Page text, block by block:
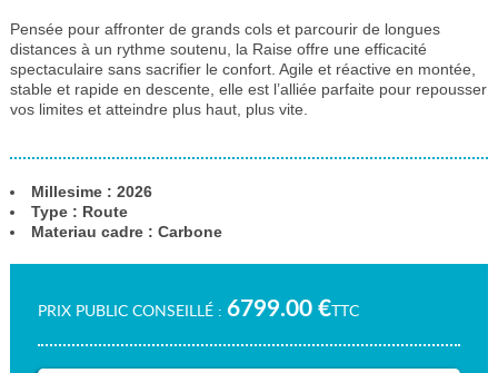
Pensée pour affronter de grands cols et parcourir de longues
distances à un rythme soutenu, la Raise offre une efficacité
spectaculaire sans sacrifier le confort. Agile et réactive en montée,
stable et rapide en descente, elle est l’alliée parfaite pour repousser
vos limites et atteindre plus haut, plus vite.
Millesime : 2026
Type : Route
Materiau cadre : Carbone
PRIX PUBLIC CONSEILLÉ 6799.00 €TTC